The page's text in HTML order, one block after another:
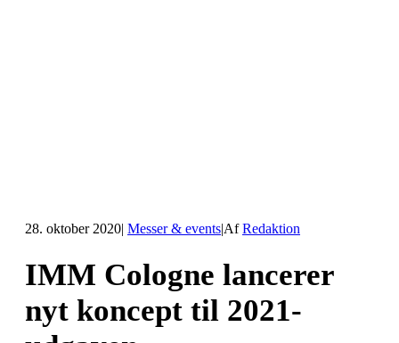
28. oktober 2020| Messer & events|AfRedaktion
IMM Cologne lancerer
nyt koncept til 2021-